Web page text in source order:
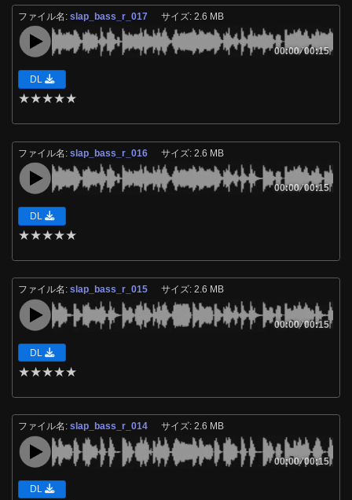
ファイル名:slap_bass_r_017 サイズ: 2.6 MB
00:00/00:15
DL
★★★★★
ファイル名:slap_bass_r_016 サイズ: 2.6 MB
00:00/00:15
DL
★★★★★
ファイル名:slap_bass_r_015 サイズ: 2.6 MB
00:00/00:15
DL
★★★★★
ファイル名:slap_bass_r_014 サイズ: 2.6 MB
00:00/00:15
DL